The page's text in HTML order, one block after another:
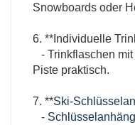
Snowboards oder
6. **Individuelle
- Trinkflaschen
Piste praktisch.
7. **Ski-
-